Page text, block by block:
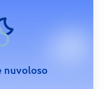
nuvoloso